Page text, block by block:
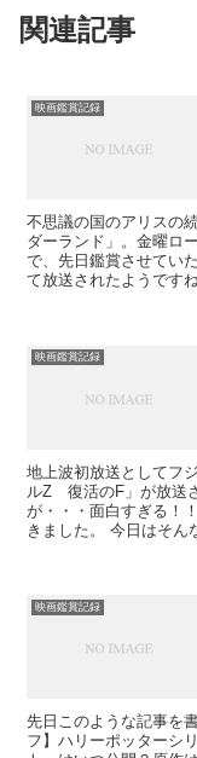
関連記事
映画鑑賞記録
不思議の国のアリスの
ダーランド」。金曜ロ
で、先日鑑賞させてい
て放送されたようです
映画鑑賞記録
地上波初放送としてフ
ルZ 復活のF」が放送
が・・・面白すぎる！
きました。 今日はそん
映画鑑賞記録
先日このような記事を
フ】ハリーポッターシ